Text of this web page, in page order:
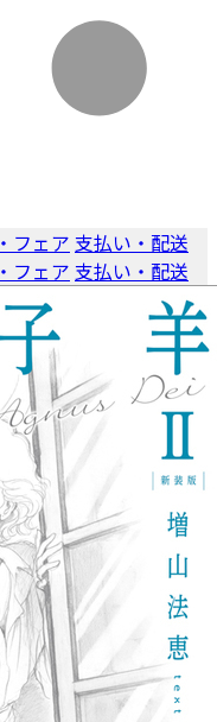
フェア 支払い・配送
フェア 支払い・配送